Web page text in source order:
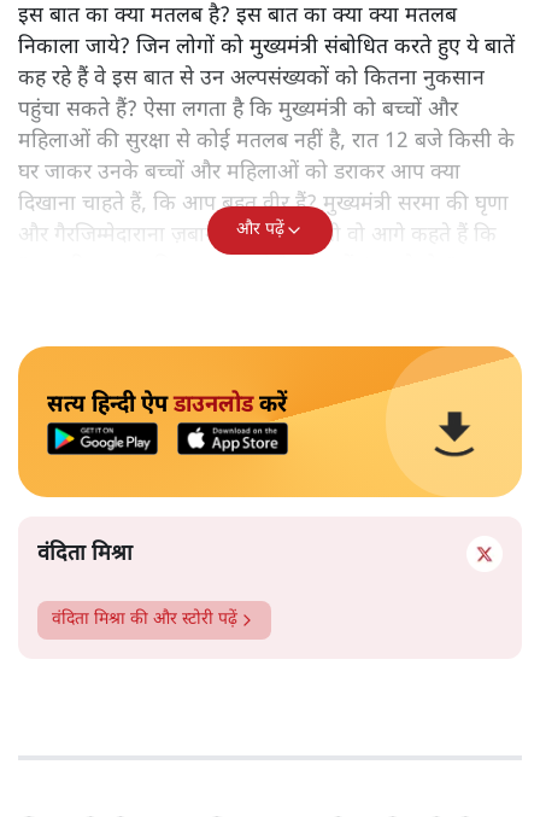
इस बात का क्या मतलब है? इस बात का क्या क्या मतलब
निकाला जाये? जिन लोगों को मुख्यमंत्री संबोधित करते हुए ये बातें
कह रहे हैं वे इस बात से उन अल्पसंख्यकों को कितना नुकसान
पहुंचा सकते हैं? ऐसा लगता है कि मुख्यमंत्री को बच्चों और
महिलाओं की सुरक्षा से कोई मतलब नहीं है, रात 12 बजे किसी के
घर जाकर उनके बच्चों और महिलाओं को डराकर आप क्या
दिखाना चाहते हैं, कि आप बहुत वीर हैं? मुख्यमंत्री सरमा की घृणा
और गैरजिम्मेदाराना ज़बान यहीं नहीं रुकती वो आगे कहते हैं कि
और पढ़ें
सत्य हिन्दी ऐपडाउनलोडकरें
वंदिता मिश्रा
वंदिता मिश्रा की और स्टोरी पढ़ें